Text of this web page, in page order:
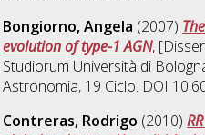
Bongiorno, Angela (2007)
evolution of type-1 AGN,
Studiorum Università di
Astronomia, 19 Ciclo. DOI
Contreras, Rodrigo (2010)